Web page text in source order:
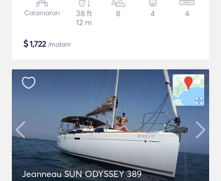
Catamaran
38 ft
12 m
8 4 4
$1,722/malam
Jeanneau SUN ODYSSEY 389